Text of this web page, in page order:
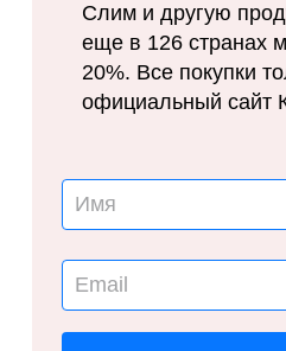
Слим и другую
еще в 126 странах
20%. Все покупки
официальный сайт